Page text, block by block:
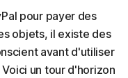
pour payer des
objets, il existe des
avant d'utiliser
un tour d'horizon